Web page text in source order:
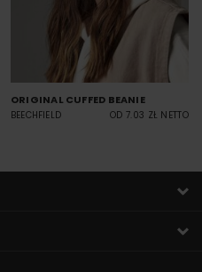
ORIGINAL CUFFED BEANIE
BEECHFIELD OD 7.03 ZŁ NETTO